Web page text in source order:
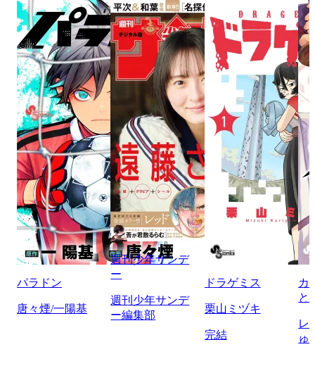
パラドン
唐々煙/一陽基
週刊少年サンデ
ー
週刊少年サンデ
ー編集部
ドラゲミス
栗山ミヅキ
完結
カ
と
レ
ゅ